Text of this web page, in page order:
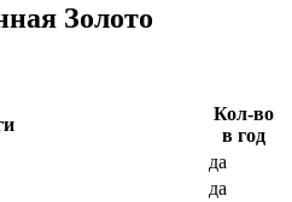
Золото
Кол-во
в год
да
да